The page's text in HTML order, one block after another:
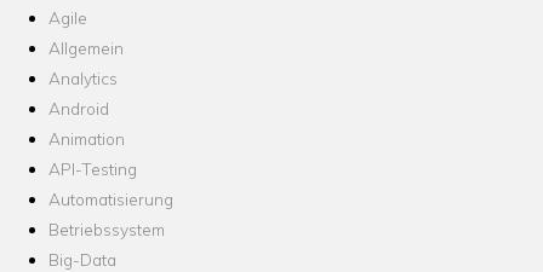
Agile
Allgemein
Analytics
Android
Animation
API-Testing
Automatisierung
Betriebssystem
Big-Data